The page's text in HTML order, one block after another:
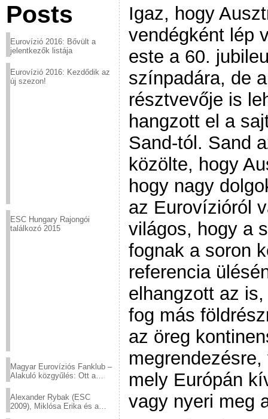
Posts
Eurovízió 2016: Bővült a
jelentkezők listája
Eurovízió 2016: Kezdődik az
új szezon!
ESC Hungary Rajongói
találkozó 2015
Magyar Eurovíziós Fanklub –
Alakuló közgyűlés: Ott a
Alexander Rybak (ESC
2009), Miklósa Erika és a
Igaz, hogy
vendégként lép
este a 60.
színpadára, de
résztvevője is
hangzott el a
Sand-tól. Sand
közölte, hogy
hogy nagy
az Eurovízióról
világos, hogy a
fognak a soron
referencia
elhangzott az
fog más
az öreg
mely Európán
vagy nyeri meg